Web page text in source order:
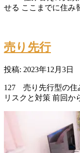
せる ここまでに住
売り先行
投稿: 2023年12月3日
127 売り先行型の住
リスクと対策 前回